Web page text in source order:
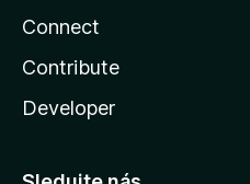
Connect
Contribute
Developer